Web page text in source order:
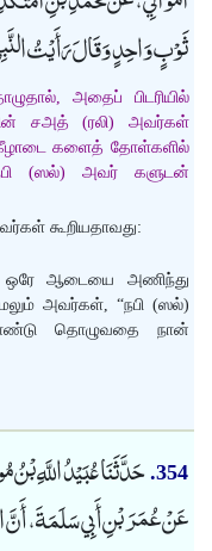
ثَوْبٍ وَاحِدٍ وَقَالَ رَأَيْتُ
அதைப் பிடரியில்
சஅத் (ரலி) அவர்கள்
கீழாடை களைத் தோள்களில்
(ஸல்) அவர் களுடன்
கூறியதாவது:
ஒரே ஆடையை அணிந்து
அவர்கள், “நபி (ஸல்)
தொழுவதை நான்
354. حَدَّثَنَا عُبَيْدُ اللَّهِ
عَنْ عُمَرَ بْنِ أَبِي سَلَمَةَ، أَنَّ